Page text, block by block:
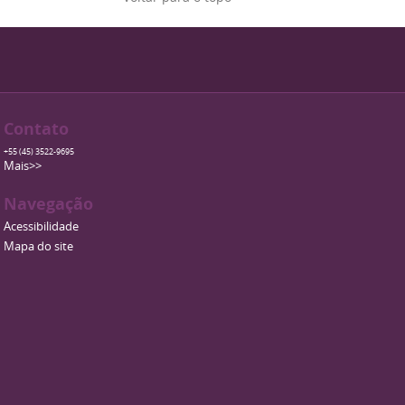
Contato
+55 (45) 3522-9695
Mais>>
Navegação
Acessibilidade
Mapa do site